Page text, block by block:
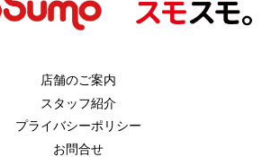
店舗のご案内
スタッフ紹介
プライバシーポリシー
お問合せ